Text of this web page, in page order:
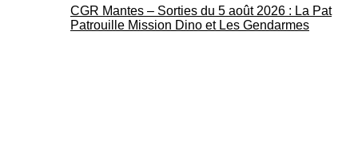
CGR Mantes – Sorties du 5 août 2026 : La Pat
Patrouille Mission Dino et Les Gendarmes